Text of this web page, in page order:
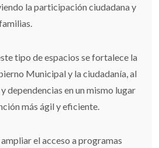
la participación ciudadana y
tipo de espacios se fortalece la
Municipal y la ciudadanía, al
dependencias en un mismo lugar
más ágil y eficiente.
el acceso a programas